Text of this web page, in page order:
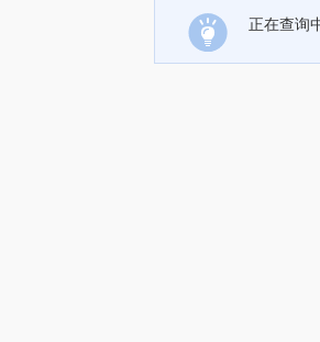
正在查询